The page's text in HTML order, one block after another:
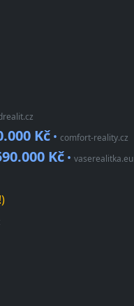
Kč • comfort-reality.cz
Kč • vaserealitka.eu